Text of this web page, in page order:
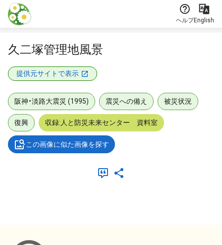
本文に飛ぶ
ヘルプEnglish
久二塚管理地風景
提供元サイトで表示
阪神・淡路大震災 (1995) 震災への備え 被災状況
復興 収録:人と防災未来センター 資料室
この画像に似た画像を探す